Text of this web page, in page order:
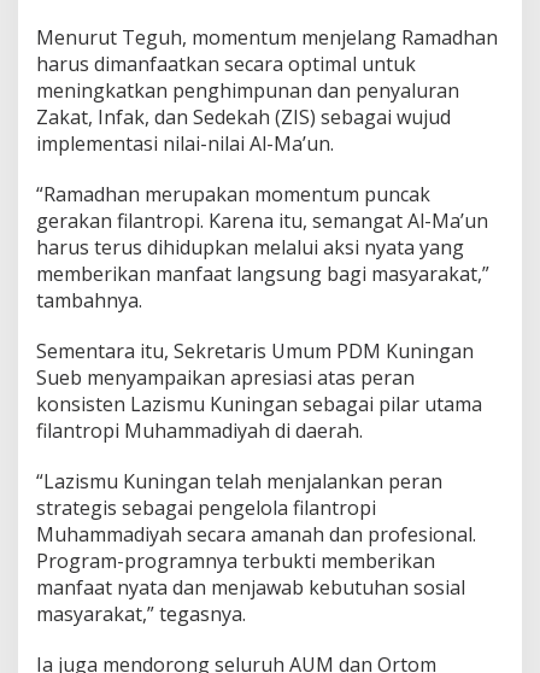
Menurut Teguh, momentum menjelang Ramadhan
harus dimanfaatkan secara optimal untuk
meningkatkan penghimpunan dan penyaluran
Zakat, Infak, dan Sedekah (ZIS) sebagai wujud
implementasi nilai-nilai Al-Ma’un.
“Ramadhan merupakan momentum puncak
gerakan filantropi. Karena itu, semangat Al-Ma’un
harus terus dihidupkan melalui aksi nyata yang
memberikan manfaat langsung bagi masyarakat,”
tambahnya.
Sementara itu, Sekretaris Umum PDM Kuningan
Sueb menyampaikan apresiasi atas peran
konsisten Lazismu Kuningan sebagai pilar utama
filantropi Muhammadiyah di daerah.
“Lazismu Kuningan telah menjalankan peran
strategis sebagai pengelola filantropi
Muhammadiyah secara amanah dan profesional.
Program-programnya terbukti memberikan
manfaat nyata dan menjawab kebutuhan sosial
masyarakat,” tegasnya.
Ia juga mendorong seluruh AUM dan Ortom